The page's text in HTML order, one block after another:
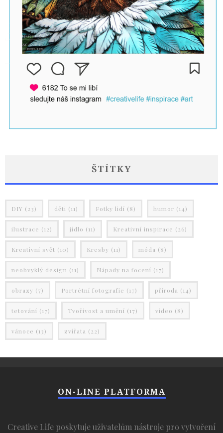
ŠTÍTKY
DIY (23) děti (11) Fotky lidí (8) humor (14)
ilustrace (12) jídlo (11) Kreativní inspirace (26)
Kreativní svět (10) Kresby (11) móda (8)
neobvyklý design (11) Nápady na focení (17)
obrazy (7) Portrétní fotografie (17) příroda (14)
tetování (17) Tvořivost a umění (17) video (8)
vánoce (13) zvířata (22)
ON-LINE PLATFORMA
Creative Life poskytuje uživatelům nástroje pro vytvoření